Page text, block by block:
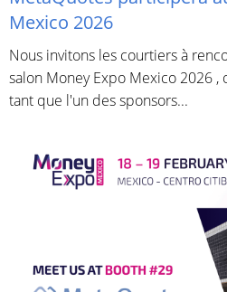
Mexico 2026
Nous invitons les courtiers à
salon Money Expo Mexico 2026
tant que l'un des sponsors...